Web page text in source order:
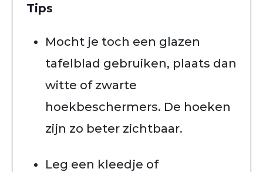
Tips
Mocht je toch een glazen
tafelblad gebruiken, plaats dan
witte of zwarte
hoekbeschermers. De hoeken
zijn zo beter zichtbaar.
Leg een kleedje of